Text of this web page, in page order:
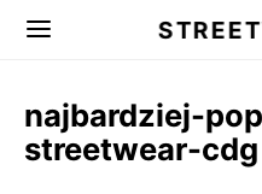
najbardziej-
streetwear-cdg